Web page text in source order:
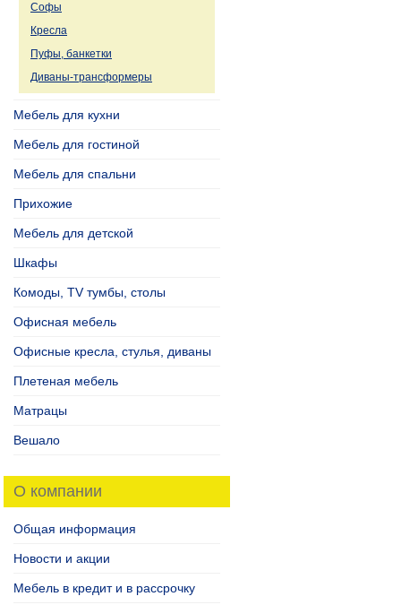
Софы
Кресла
Пуфы, банкетки
Диваны-трансформеры
Мебель для кухни
Мебель для гостиной
Мебель для спальни
Прихожие
Мебель для детской
Шкафы
Комоды, TV тумбы, столы
Офисная мебель
Офисные кресла, стулья, диваны
Плетеная мебель
Матрацы
Вешало
О компании
Общая информация
Новости и акции
Мебель в кредит и в рассрочку